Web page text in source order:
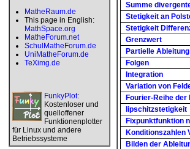
MatheRaum.de
This page in English:
MathSpace.org
MatheForum.net
SchulMatheForum.de
UniMatheForum.de
TeXimg.de
FunkyPlot:
Kostenloser und
quelloffener
Funktionenplotter
für Linux und andere
Betriebssysteme
Summe
Stetigkeit an
Stetigkeit
Grenzwert
Partielle Ableitung
Folgen
Integration
Variation von
Fourier-Reihe
lipschitzstetigkeit
Fixpunktfunktion
Konditionszahlen
Bilden der